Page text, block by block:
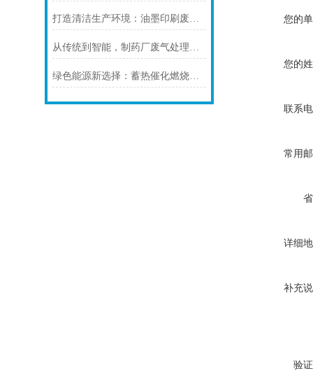
打造清洁生产环境：油墨印刷废气处理设备的重要性
从传统到智能，制药厂废气处理设备的技术升级路径分析
绿色能源新选择：蓄热催化燃烧处理设备的应用前景
您的
您的
联系
常用
详细
补充
验